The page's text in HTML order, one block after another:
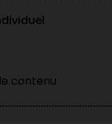
contenu